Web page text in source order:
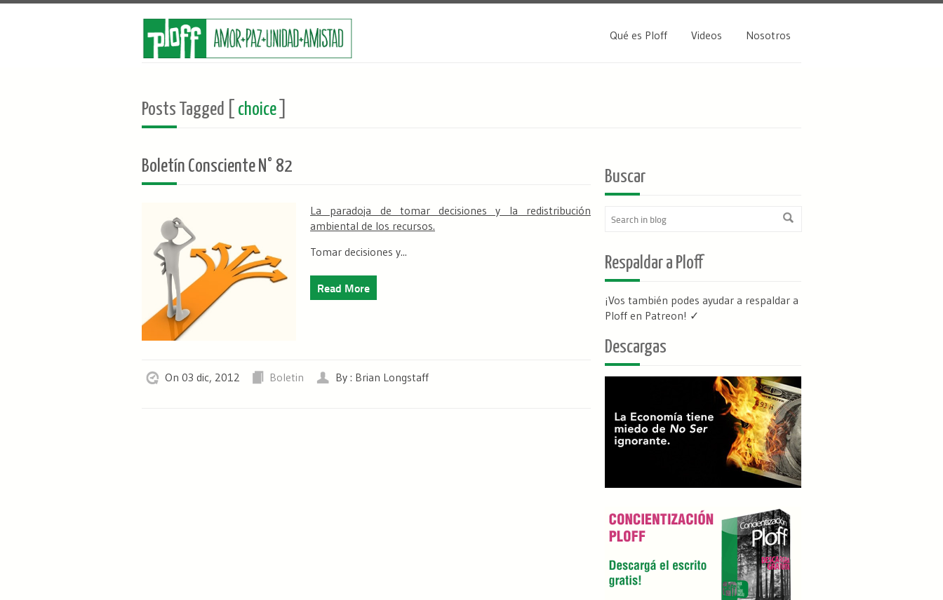
Qué es Ploff Videos Nosotros
Posts Tagged [ choice
Boletín Consciente N° 82
La paradoja de tomar decisiones y la redistribución
ambiental de los recursos.
Tomar decisiones y...
Read More
On 03 dic, 2012 Boletin By : Brian Longstaff
Buscar
Respaldar a Ploff
¡Vos también podes ayudar a respaldar a
Ploff en Patreon! ✓
Descargas